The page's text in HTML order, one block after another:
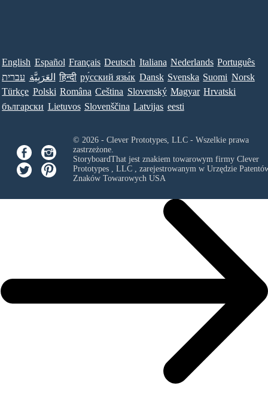
English Español Français Deutsch Italiana Nederlands Português
עברית العَرَبِيَّة हिन्दी ру́сский язы́к Dansk Svenska Suomi Norsk
Türkçe Polski Româna Ceština Slovenský Magyar Hrvatski
български Lietuvos Slovenščina Latvijas eesti
© 2026 - Clever Prototypes, LLC - Wszelkie prawa
zastrzeżone.
StoryboardThat jest znakiem towarowym firmy Clever
Prototypes , LLC, zarejestrowanym w Urzędzie
Znaków Towarowych USA